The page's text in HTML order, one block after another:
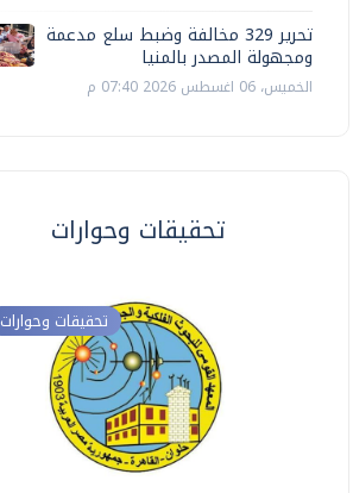
تحرير 329 مخالفة وضبط سلع مدعمة
ومجهولة المصدر بالمنيا
الخميس، 06 اغسطس 2026 07:40 م
تحقيقات وحوارات
تحقيقات وحوارات